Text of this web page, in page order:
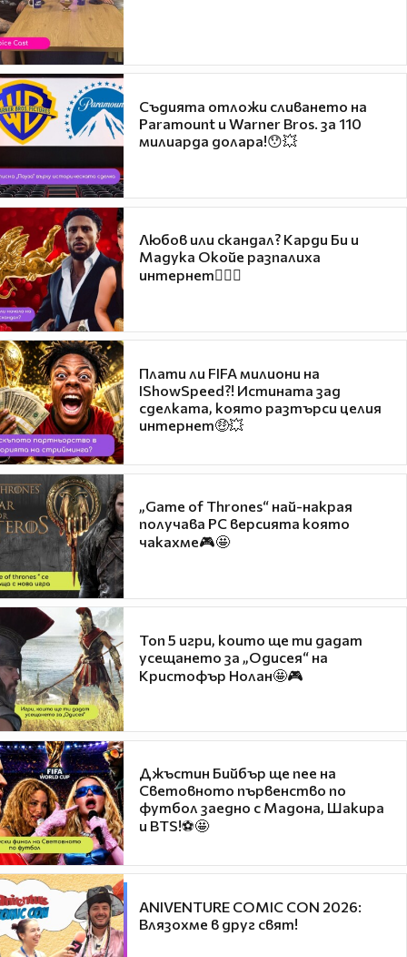
Съдията отложи сливането на
Paramount и Warner Bros. за 110
милиарда долара!😯💥
Любов или скандал? Карди Би и
Мадука Окойе разпалиха
интернет❤️‍🔥🔥
Плати ли FIFA милиони на
IShowSpeed?! Истината зад
сделката, която разтърси целия
интернет🤑💥
„Game of Thrones“ най-накрая
получава PC версията която
чакахме🎮🤩
Топ 5 игри, които ще ти дадат
усещането за „Одисея“ на
Кристофър Нолан🤩🎮
Джъстин Бийбър ще пее на
Световното първенство по
футбол заедно с Мадона, Шакира
и BTS!⚽🤩
ANIVENTURE COMIC CON 2026:
Влязохме в друг свят!